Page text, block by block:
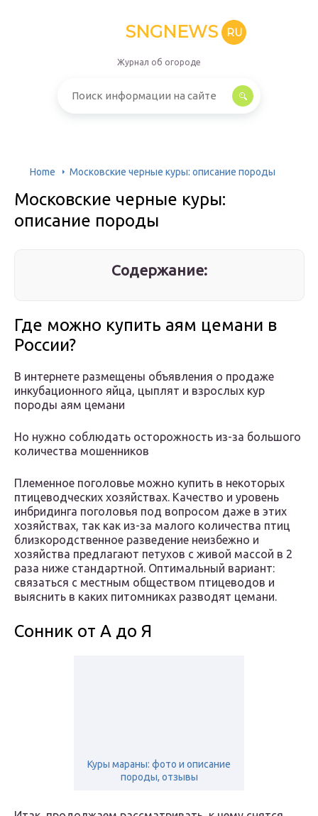
SNGNEWS RU
Журнал об огороде
Home Московские черные куры: описание породы
Московские черные куры:
описание породы
Содержание:
Где можно купить аям цемани в
России?
В интернете размещены объявления о продаже
инкубационного яйца, цыплят и взрослых кур
породы аям цемани
Но нужно соблюдать осторожность из-за большого
количества мошенников
Племенное поголовье можно купить в некоторых
птицеводческих хозяйствах. Качество и уровень
инбридинга поголовья под вопросом даже в этих
хозяйствах, так как из-за малого количества птиц
близкородственное разведение неизбежно и
хозяйства предлагают петухов с живой массой в 2
раза ниже стандартной. Оптимальный вариант:
связаться с местным обществом птицеводов и
выяснить в каких питомниках разводят цемани.
Сонник от А до Я
Куры мараны: фото и описание
породы, отзывы